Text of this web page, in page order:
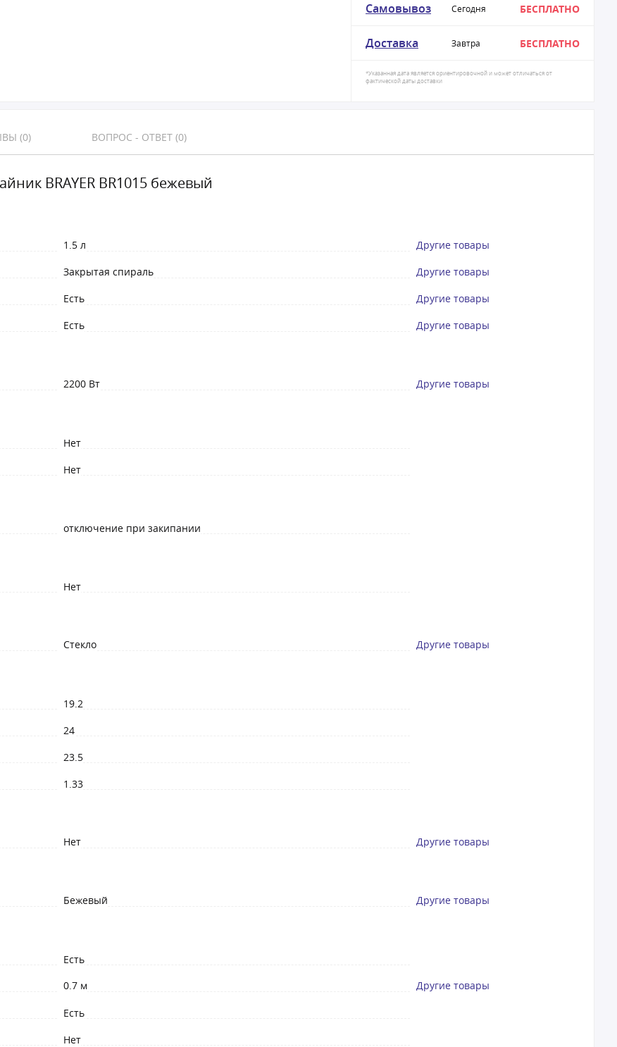
Самовывоз Сегодня БЕСПЛАТНО
Доставка Завтра БЕСПЛАТНО
*Указанная дата является ориентировочной и может отличаться от
фактической даты доставки
(0) ВОПРОС - ОТВЕТ (0)
BRAYER BR1015 бежевый
1.5 л Другие товары
Закрытая спираль Другие товары
Есть Другие товары
Есть Другие товары
2200 Вт Другие товары
Нет
Нет
отключение при закипании
Нет
Стекло Другие товары
19.2
24
23.5
1.33
Нет Другие товары
Бежевый Другие товары
Есть
0.7 м Другие товары
Есть
Нет